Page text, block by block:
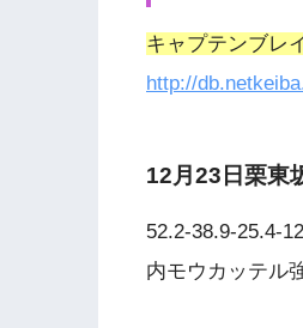
キャプテンブレ
http://
12月23日栗東
52.2-38.9-25.4-
内モウカッテル